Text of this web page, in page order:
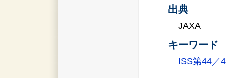
出典
JAXA
キーワード
ISS第44／